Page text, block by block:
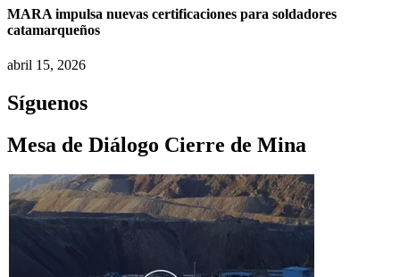
MARA impulsa nuevas certificaciones para soldadores
catamarqueños
abril 15, 2026
Síguenos
Mesa de Diálogo Cierre de Mina